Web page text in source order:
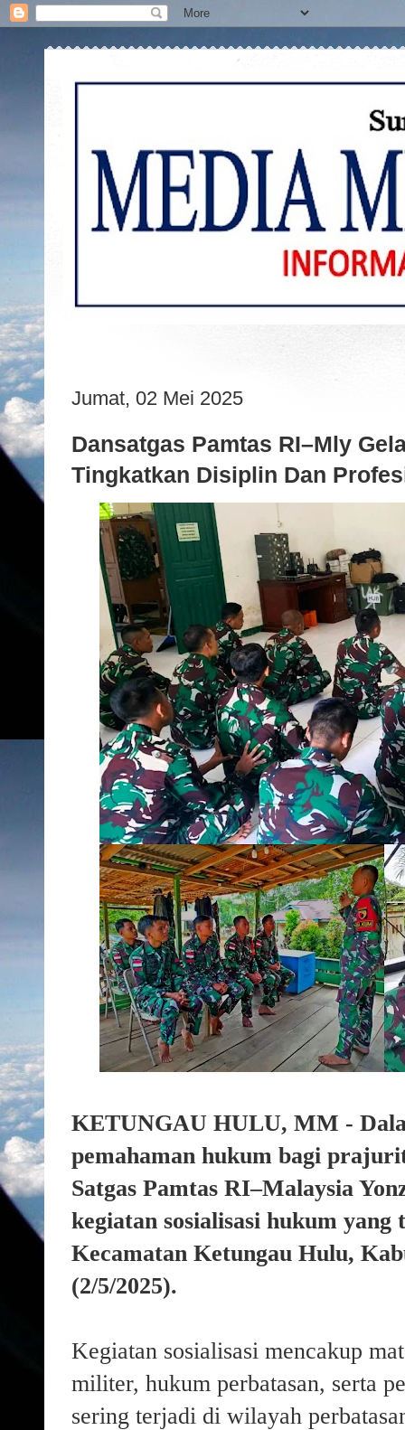
Jumat, 02 Mei 2025
Dansatgas Pamtas RI–Mly
Tingkatkan Disiplin Dan
KETUNGAU HULU, MM -
pemahaman hukum bagi
Satgas Pamtas RI–Malaysia
kegiatan sosialisasi hukum
Kecamatan Ketungau Hulu,
(2/5/2025).
Kegiatan sosialisasi mencakup
militer, hukum perbatasan, serta
sering terjadi di wilayah